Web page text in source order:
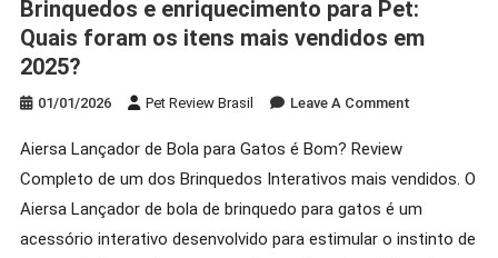
Brinquedos e enriquecimento para Pet:
Quais foram os itens mais vendidos em
2025?
01/01/2026 Pet Review Brasil Leave A CommentOn
Para
Pet:
Aiersa Lançador de Bola para Gatos é Bom? Review
Completo de um dos Brinquedos Interativos mais vendidos. O
Aiersa Lançador de bola de brinquedo para gatos é um
acessório interativo desenvolvido para estimular o instinto de